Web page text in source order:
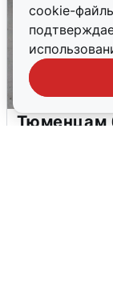
cookie-
Тюменцам